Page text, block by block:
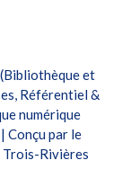
et
Référentiel &
numérique
Conçu par le
Trois-Rivières